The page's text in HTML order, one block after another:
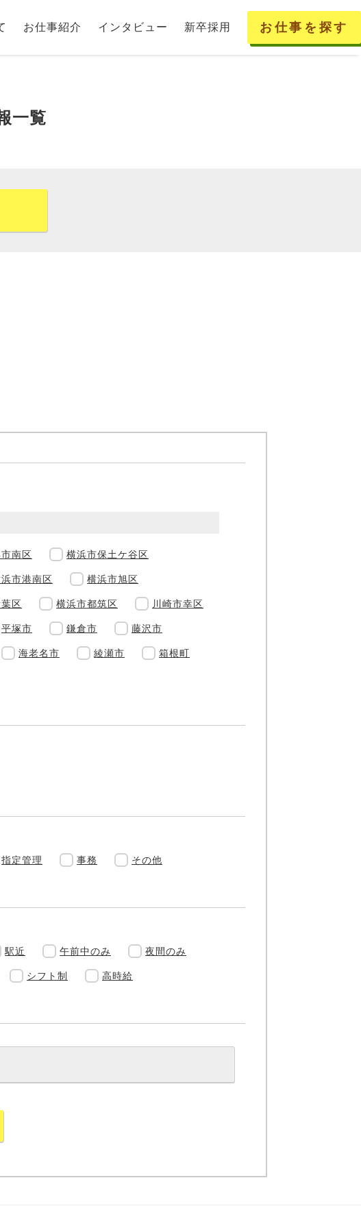
お仕事紹介 インタビュー 新卒採用 お仕事を探す
一覧
南区 横浜市保土ケ谷区
市港南区 横浜市旭区
区 横浜市都筑区 川崎市幸区
平塚市 鎌倉市 藤沢市
海老名市 綾瀬市 箱根町
指定管理 事務 その他
駅近 午前中のみ 夜間のみ
シフト制 高時給